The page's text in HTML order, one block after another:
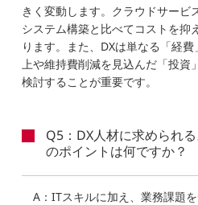
きく変動します。クラウドサービ
システム構築と比べてコストを抑
ります。また、DXは単なる「経
上や維持費削減を見込んだ「投資
検討することが重要です。
Q5：DX人材に求められ
のポイントは何ですか？
A：ITスキルに加え、業務課題